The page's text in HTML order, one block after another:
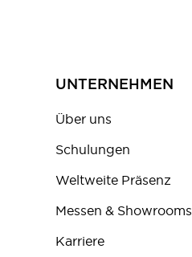
UNTERNEHMEN
Über uns
Schulungen
Weltweite Präsenz
Messen & Showrooms
Karriere